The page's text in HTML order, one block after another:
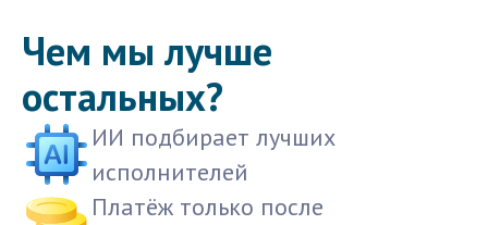
Чем мы лучше
остальных?
ИИ подбирает лучших
исполнителей
Платёж только после